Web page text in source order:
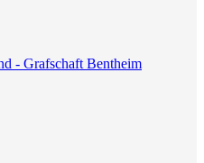
- Grafschaft Bentheim